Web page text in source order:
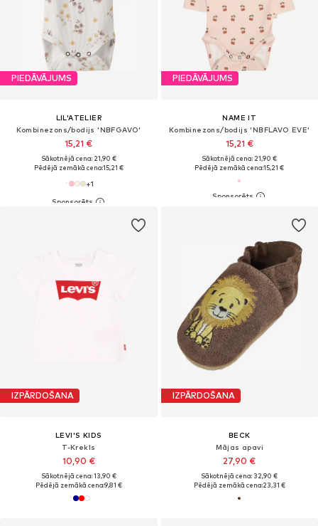
PIEDĀVĀJUMS
LIL'ATELIER
Kombinezons/bodijs 'NBFGAVO'
15,21 €
Sākotnējā cena: 21,90 €
Pēdējā zemākā cena:15,21 €
+1
PIEDĀVĀJUMS
NAME IT
Kombinezons/bodijs 'NBFLAVO EVE'
15,21 €
Sākotnējā cena: 21,90 €
Pēdējā zemākā cena:15,21 €
IZPĀRDOŠANA
LEVI'S KIDS
T-Krekls
10,90 €
Sākotnējā cena: 13,90 €
Pēdējā zemākā cena:9,81 €
IZPĀRDOŠANA
BECK
Mājas apavi
27,90 €
Sākotnējā cena: 32,90 €
Pēdējā zemākā cena:23,31 €